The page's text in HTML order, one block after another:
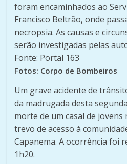
foram encaminhados ao
Francisco Beltrão, onde
necropsia. As causas e
serão investigadas pelas
Fonte: Portal 163
Fotos: Corpo de Bombeiros
Um grave acidente de
da madrugada desta
morte de um casal de jovens
trevo de acesso à
Capanema. A ocorrência foi
1h20.